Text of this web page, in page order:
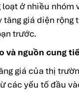
ở nhiều nhóm
tăng giá diện
trước.
và nguồn cung
giá của thị
các yếu tố đầu